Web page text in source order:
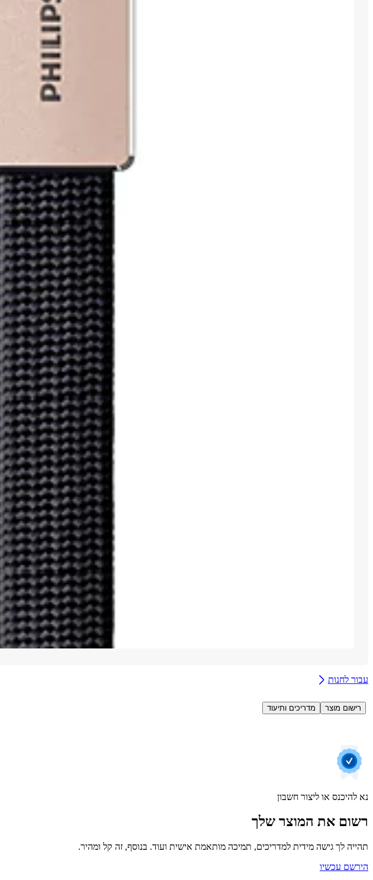
עבור לחנות
רישום מוצר מדריכים ותיעוד
נא להיכנס או ליצור חשבון
רשום את המוצר שלך
תהייה לך גישה מידית למדריכים, תמיכה מותאמת אישית ועוד. בנוסף, זה קל ומהיר.
הירשם עכשיו